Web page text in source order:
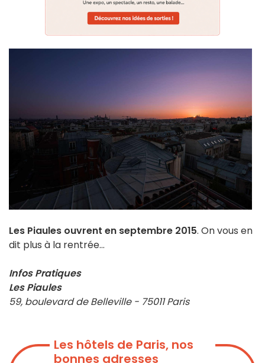
Les Piaules ouvrent en septembre 2015. On vous en
dit plus à la rentrée...
Infos Pratiques
Les Piaules
59, boulevard de Belleville - 75011 Paris
Les hôtels de Paris, nos
bonnes adresses